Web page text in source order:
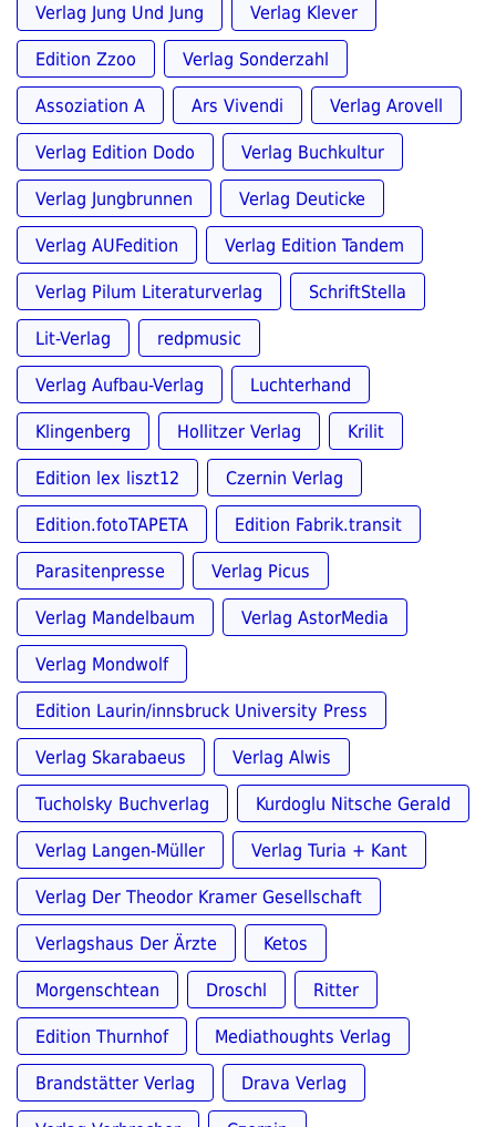
Verlag Jung Und Jung Verlag Klever
Edition Zzoo Verlag Sonderzahl
Assoziation A Ars Vivendi Verlag Arovell
Verlag Edition Dodo Verlag Buchkultur
Verlag Jungbrunnen Verlag Deuticke
Verlag AUFedition Verlag Edition Tandem
Verlag Pilum Literaturverlag SchriftStella
Lit-Verlag redpmusic
Verlag Aufbau-Verlag Luchterhand
Klingenberg Hollitzer Verlag Krilit
Edition lex liszt12 Czernin Verlag
Edition.fotoTAPETA Edition Fabrik.transit
Parasitenpresse Verlag Picus
Verlag Mandelbaum Verlag AstorMedia
Verlag Mondwolf
Edition Laurin/innsbruck University Press
Verlag Skarabaeus Verlag Alwis
Tucholsky Buchverlag Kurdoglu Nitsche Gerald
Verlag Langen-Müller Verlag Turia + Kant
Verlag Der Theodor Kramer Gesellschaft
Verlagshaus Der Ärzte Ketos
Morgenschtean Droschl Ritter
Edition Thurnhof Mediathoughts Verlag
Brandstätter Verlag Drava Verlag